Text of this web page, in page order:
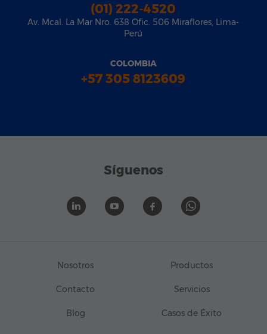
(01) 222-4520
Av. Mcal. La Mar Nro. 638 Ofic. 506 Miraflores, Lima-
Perú
COLOMBIA
+57 305 8123609
Síguenos
Nosotros Productos
Contacto Servicios
Blog Casos de Éxito